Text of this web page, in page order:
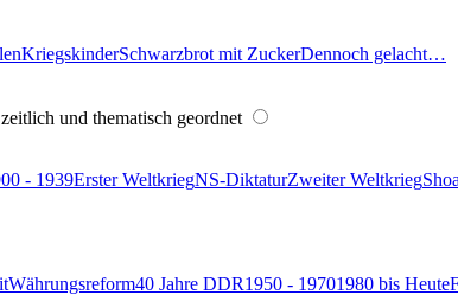
KriegskinderSchwarzbrot mit ZuckerDennoch gelacht…
und thematisch geordnet
- 1939Erster WeltkriegNS-DiktaturZweiter Weltkrieg
Währungsreform40 Jahre DDR1950 - 19701980 bis Heute